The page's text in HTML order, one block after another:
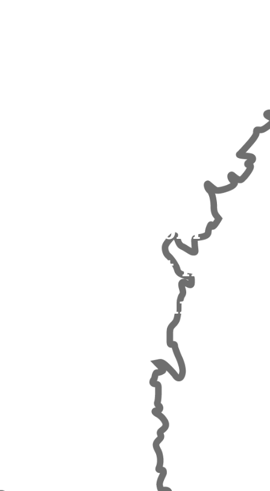
Sverige blir
friförklarat från
afrikansk svinpest